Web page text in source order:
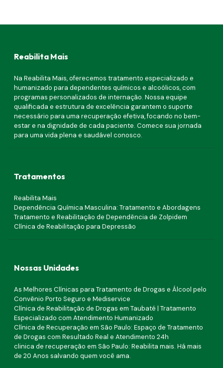
Reabilita Mais
Na Reabilita Mais, oferecemos tratamento especializado e
humanizado para dependentes químicos e alcoólicos, com
programas personalizados de internação. Nossa equipe
qualificada e estrutura de excelência garantem o suporte
necessário para uma recuperação efetiva, focando no bem-
estar e na dignidade de cada paciente. Comece sua jornada
para uma vida plena e saudável conosco.
Tratamentos
Reabilita Mais
Dependência Química Masculina: Tratamento e Abordagens
Tratamento e Reabilitação de Dependência de Zolpidem
Clínica de Reabilitação para Depressão
Nossas Unidades
As Melhores Clínicas para Tratamento de Drogas e Álcool pelo
Convênio Porto Seguro e Mediservice
Clínica de Reabilitação de Drogas em Taubaté | Tratamento
Especializado com Atendimento Humanizado
Clínica de Recuperação em São Paulo: Espaço de Tratamento
de Drogas com Resultado Real e Atendimento 24h
clinica de recuperação em São Paulo: Reabilita mais. Há mais
de 20 Anos salvando quem você ama.